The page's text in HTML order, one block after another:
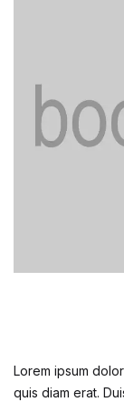
Lorem ipsum
quis diam erat.